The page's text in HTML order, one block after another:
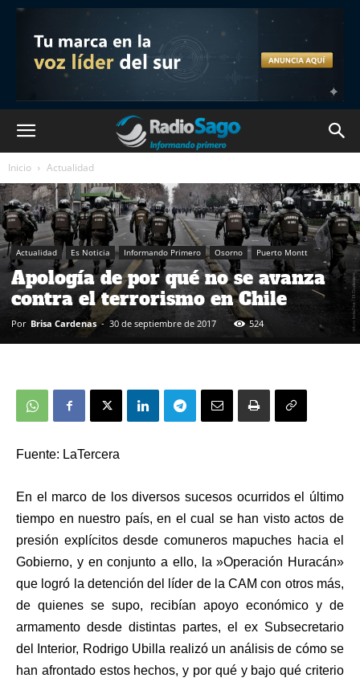
Inicio Actualidad
Actualidad Es Noticia Informando Primero Osorno Puerto Montt
Apología de por qué no se avanza
contra el terrorismo en Chile
Por Brisa Cardenas - 30 de septiembre de 2017 524
Fuente: LaTercera
En el marco de los diversos sucesos ocurridos el último
tiempo en nuestro país, en el cual se han visto actos de
presión explícitos desde comuneros mapuches hacia el
Gobierno, y en conjunto a ello, la »Operación Huracán»
que logró la detención del líder de la CAM con otros más,
de quienes se supo, recibían apoyo económico y de
armamento desde distintas partes, el ex Subsecretario
del Interior, Rodrigo Ubilla realizó un análisis de cómo se
han afrontado estos hechos, y por qué y bajo qué criterio